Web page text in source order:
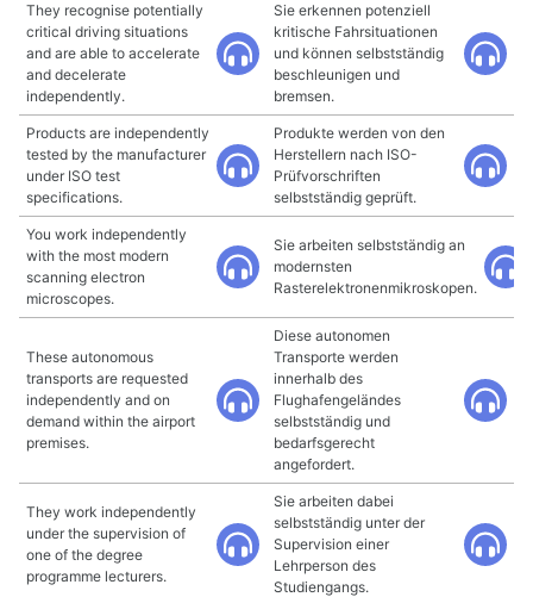
They recognise potentially
critical driving situations
and are able to accelerate
and decelerate
independently.
Sie erkennen potenziell
kritische Fahrsituationen
und können selbstständig
beschleunigen und
bremsen.
Products are independently
tested by the manufacturer
under ISO test
specifications.
Produkte werden von den
Herstellern nach ISO-
Prüfvorschriften
selbstständig geprüft.
You work independently
with the most modern
scanning electron
microscopes.
Sie arbeiten selbstständig an
modernsten
Rasterelektronenmikroskopen.
These autonomous
transports are requested
independently and on
demand within the airport
premises.
Diese autonomen
Transporte werden
innerhalb des
Flughafengeländes
selbstständig und
bedarfsgerecht
angefordert.
They work independently
under the supervision of
one of the degree
programme lecturers.
Sie arbeiten dabei
selbstständig unter der
Supervision einer
Lehrperson des
Studiengangs.